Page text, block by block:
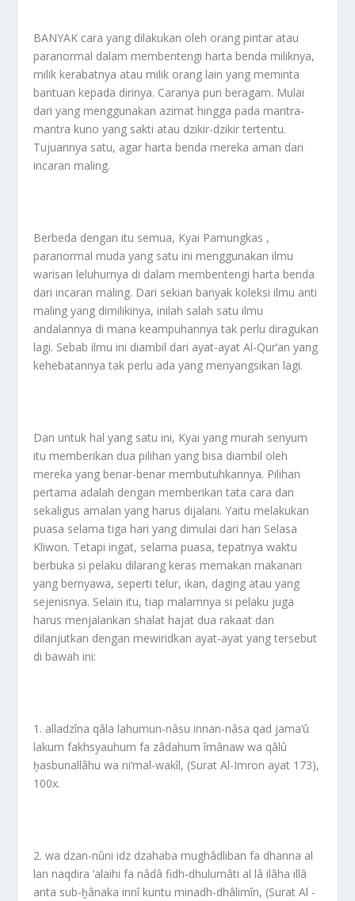
BANYAK cara yang dilakukan oleh orang pintar atau
paranormal dalam membentengi harta benda miliknya,
milik kerabatnya atau milik orang lain yang meminta
bantuan kepada dirinya. Caranya pun beragam. Mulai
dari yang menggunakan azimat hingga pada mantra-
mantra kuno yang sakti atau dzikir-dzikir tertentu.
Tujuannya satu, agar harta benda mereka aman dari
incaran maling.
Berbeda dengan itu semua, Kyai Pamungkas ,
paranormal muda yang satu ini menggunakan ilmu
warisan leluhurnya di dalam membentengi harta benda
dari incaran maling. Dari sekian banyak koleksi ilmu anti
maling yang dimilikinya, inilah salah satu ilmu
andalannya di mana keampuhannya tak perlu diragukan
lagi. Sebab ilmu ini diambil dari ayat-ayat Al-Qur’an yang
kehebatannya tak perlu ada yang menyangsikan lagi.
Dan untuk hal yang satu ini, Kyai yang murah senyum
itu memberikan dua pilihan yang bisa diambil oleh
mereka yang benar-benar membutuhkannya. Pilihan
pertama adalah dengan memberikan tata cara dan
sekaligus amalan yang harus dijalani. Yaitu melakukan
puasa selama tiga hari yang dimulai dari hari Selasa
Kliwon. Tetapi ingat, selama puasa, tepatnya waktu
berbuka si pelaku dilarang keras memakan makanan
yang bernyawa, seperti telur, ikan, daging atau yang
sejenisnya. Selain itu, tiap malamnya si pelaku juga
harus menjalankan shalat hajat dua rakaat dan
dilanjutkan dengan mewiridkan ayat-ayat yang tersebut
di bawah ini:
1. alladzîna qâla lahumun-nâsu innan-nâsa qad jama‘û
lakum fakhsyauhum fa zâdahum îmânaw wa qâlû
ḫasbunallâhu wa ni‘mal-wakîl, (Surat Al-Imron ayat 173),
100x.
2. wa dzan-nûni idz dzahaba mughâdliban fa dhanna al
lan naqdira ‘alaihi fa nâdâ fidh-dhulumâti al lâ ilâha illâ
anta sub-ḫânaka innî kuntu minadh-dhâlimîn, (Surat Al -